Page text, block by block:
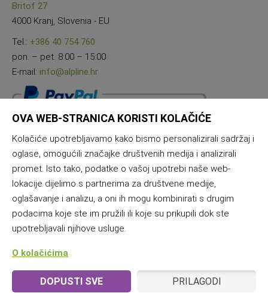
Britof 27
4000 Kranj, Slovenia - EU
Tel.: +386 40 754 760
pon. – pet. 8:00 – 15:00
E-mail: info@alpline.hr
OVA WEB-STRANICA KORISTI KOLAČIĆE
Kolačiće upotrebljavamo kako bismo personalizirali sadržaj i
oglase, omogućili značajke društvenih medija i analizirali
promet. Isto tako, podatke o vašoj upotrebi naše web-
lokacije dijelimo s partnerima za društvene medije,
oglašavanje i analizu, a oni ih mogu kombinirati s drugim
podacima koje ste im pružili ili koje su prikupili dok ste
upotrebljavali njihove usluge.
O kolačićima
DOPUSTI SVE PRILAGODI